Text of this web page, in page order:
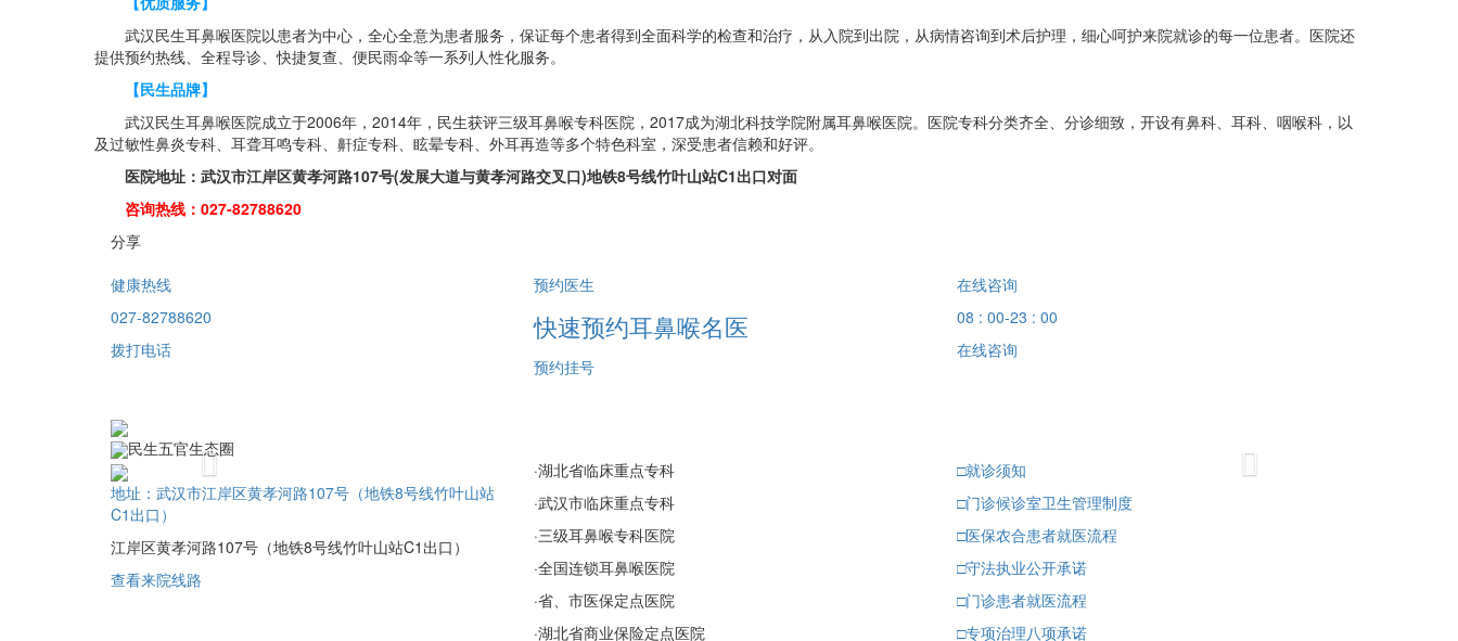
武汉民生耳鼻喉医院以患者为中心，全心全意为患者服务，保证每个患者得到全面科学的检查和治疗，从入院到出院，从病情咨询到术后护理，细心呵护来院就诊的每一位患者。医院还
提供预约热线、全程导诊、快捷复查、便民雨伞等一系列人性化服务。
【民生品牌】
武汉民生耳鼻喉医院成立于2006年，2014年，民生获评三级耳鼻喉专科医院，2017成为湖北科技学院附属耳鼻喉医院。医院专科分类齐全、分诊细致，开设有鼻科、耳科、咽喉科，以
及过敏性鼻炎专科、耳聋耳鸣专科、鼾症专科、眩晕专科、外耳再造等多个特色科室，深受患者信赖和好评。
医院地址：武汉市江岸区黄孝河路107号(发展大道与黄孝河路交叉口)地铁8号线竹叶山站C1出口对面
咨询热线：027-82788620
分享
健康热线
027-82788620
拨打电话
预约医生
快速预约耳鼻喉名医
预约挂号
在线咨询
08 : 00-23 : 00
在线咨询
民生五官生态圈
Previous Next
地址：武汉市江岸区黄孝河路107号（地铁8号线竹叶山站
C1出口）
江岸区黄孝河路107号（地铁8号线竹叶山站C1出口）
查看来院线路
·湖北省临床重点专科
·武汉市临床重点专科
·三级耳鼻喉专科医院
·全国连锁耳鼻喉医院
·省、市医保定点医院
·湖北省商业保险定点医院
□就诊须知
□门诊候诊室卫生管理制度
□医保农合患者就医流程
□守法执业公开承诺
□门诊患者就医流程
□专项治理八项承诺